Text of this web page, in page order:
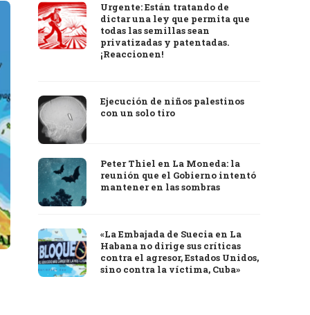
Urgente: Están tratando de
dictar una ley que permita que
todas las semillas sean
privatizadas y patentadas.
¡Reaccionen!
Ejecución de niños palestinos
con un solo tiro
Peter Thiel en La Moneda: la
reunión que el Gobierno intentó
mantener en las sombras
«La Embajada de Suecia en La
Habana no dirige sus críticas
contra el agresor, Estados Unidos,
sino contra la víctima, Cuba»